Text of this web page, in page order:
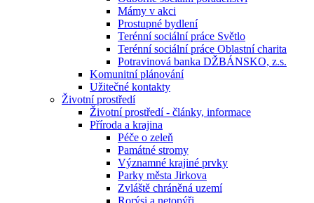
Mámy v akci
Prostupné bydlení
Terénní sociální práce Světlo
Terénní sociální práce Oblastní charita
Potravinová banka DŽBÁNSKO, z.s.
Komunitní plánování
Užitečné kontakty
Životní prostředí
Životní prostředí - články, informace
Příroda a krajina
Péče o zeleň
Památné stromy
Významné krajiné prvky
Parky města Jirkova
Zvláště chráněná uzemí
Rorýsi a netopýři